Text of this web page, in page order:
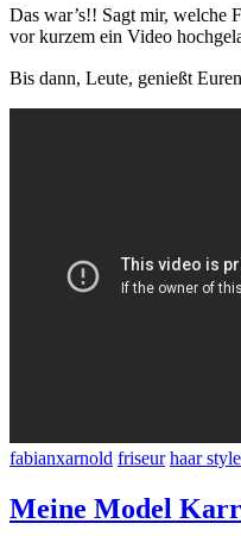
Das war’s!! Sagt mir, welche
vor kurzem ein Video
Bis dann, Leute, genießt
fabianxarnold friseur haar style
Meine Model